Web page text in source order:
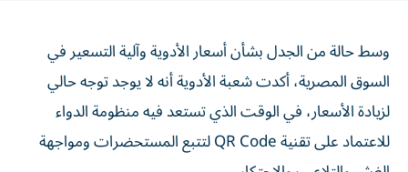
وسط حالة من الجدل بشأن أسعار الأدوية وآلية التسعير في
السوق المصرية، أكدت شعبة الأدوية أنه لا يوجد توجه حالي
لزيادة الأسعار، في الوقت الذي تستعد فيه منظومة الدواء
للاعتماد على تقنية QR Code لتتبع المستحضرات ومواجهة
الغش والتلاعب والاحتكار.